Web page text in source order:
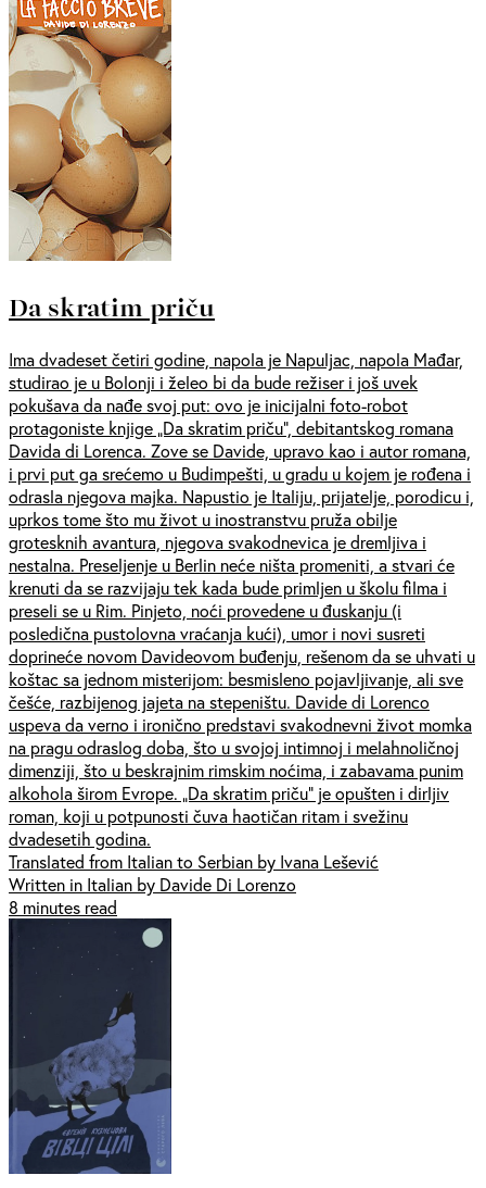
Da skratim priču
Ima dvadeset četiri godine, napola je Napuljac, napola Mađar,
studirao je u Bolonji i želeo bi da bude režiser i još uvek
pokušava da nađe svoj put: ovo je inicijalni foto-robot
protagoniste knjige „Da skratim priču“, debitantskog romana
Davida di Lorenca. Zove se Davide, upravo kao i autor romana,
i prvi put ga srećemo u Budimpešti, u gradu u kojem je rođena i
odrasla njegova majka. Napustio je Italiju, prijatelje, porodicu i,
uprkos tome što mu život u inostranstvu pruža obilje
grotesknih avantura, njegova svakodnevica je dremljiva i
nestalna. Preseljenje u Berlin neće ništa promeniti, a stvari će
krenuti da se razvijaju tek kada bude primljen u školu filma i
preseli se u Rim. Pinjeto, noći provedene u đuskanju (i
posledična pustolovna vraćanja kući), umor i novi susreti
doprineće novom Davideovom buđenju, rešenom da se uhvati u
koštac sa jednom misterijom: besmisleno pojavljivanje, ali sve
češće, razbijenog jajeta na stepeništu. Davide di Lorenco
uspeva da verno i ironično predstavi svakodnevni život momka
na pragu odraslog doba, što u svojoj intimnoj i melahnoličnoj
dimenziji, što u beskrajnim rimskim noćima, i zabavama punim
alkohola širom Evrope. „Da skratim priču” je opušten i dirljiv
roman, koji u potpunosti čuva haotičan ritam i svežinu
dvadesetih godina.
Translated from Italian to Serbian by Ivana Lešević
Written in Italian by Davide Di Lorenzo
8 minutes read